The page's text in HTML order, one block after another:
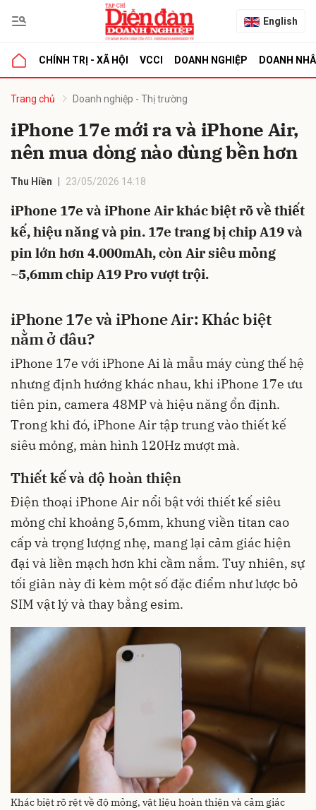
English
CHÍNH TRỊ - XÃ HỘI VCCI DOANH NGHIỆP DOANH
Trang chủ Doanh nghiệp - Thị trường
iPhone 17e mới ra và iPhone Air,
nên mua dòng nào dùng bền hơn
Thu Hiền 23/05/2026 14:18
iPhone 17e và iPhone Air khác biệt rõ về thiết
kế, hiệu năng và pin. 17e trang bị chip A19 và
pin lớn hơn 4.000mAh, còn Air siêu mỏng
~5,6mm chip A19 Pro vượt trội.
iPhone 17e và iPhone Air: Khác biệt
nằm ở đâu?
iPhone 17e với iPhone Ai là mẫu máy cùng thế hệ
nhưng định hướng khác nhau, khi iPhone 17e ưu
tiên pin, camera 48MP và hiệu năng ổn định.
Trong khi đó, iPhone Air tập trung vào thiết kế
siêu mỏng, màn hình 120Hz mượt mà.
Thiết kế và độ hoàn thiện
Điện thoại iPhone Air nổi bật với thiết kế siêu
mỏng chỉ khoảng 5,6mm, khung viền titan cao
cấp và trọng lượng nhẹ, mang lại cảm giác hiện
đại và liền mạch hơn khi cầm nắm. Tuy nhiên, sự
tối giản này đi kèm một số đặc điểm như lược bỏ
SIM vật lý và thay bằng esim.
Khác biệt rõ rệt về độ mỏng, vật liệu hoàn thiện và cảm giác
luận
Hủy